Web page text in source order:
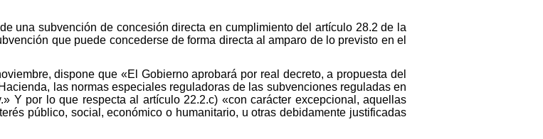
una subvención de concesión directa en cumplimiento del artículo 28.2 de la
que puede concederse de forma directa al amparo de lo previsto en el
dispone que «El Gobierno aprobará por real decreto, a propuesta del
las normas especiales reguladoras de las subvenciones reguladas en
Y por lo que respecta al artículo 22.2.c) «con carácter excepcional, aquellas
público, social, económico o humanitario, u otras debidamente justificadas